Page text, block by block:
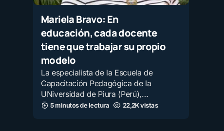
Mariela Bravo: En
educación, cada docente
tiene que trabajar su propio
modelo
La especialista de la Escuela de
Capacitación Pedagógica de la
UNiversidad de Piura (Perú),…
5 minutos de lectura 22,2K vistas